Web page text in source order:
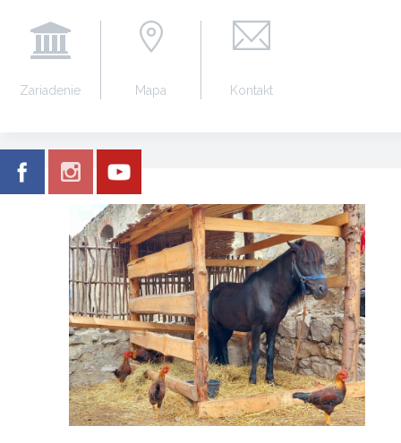
Zariadenie Mapa Kontakt